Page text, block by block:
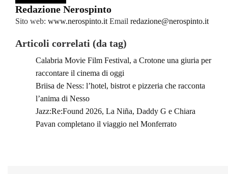
Redazione Nerospinto
Sito web: www.nerospinto.it Email redazione@nerospinto.it
Articoli correlati (da tag)
Calabria Movie Film Festival, a Crotone una giuria per
raccontare il cinema di oggi
Briisa de Ness: l’hotel, bistrot e pizzeria che racconta
l’anima di Nesso
Jazz:Re:Found 2026, La Niña, Daddy G e Chiara
Pavan completano il viaggio nel Monferrato